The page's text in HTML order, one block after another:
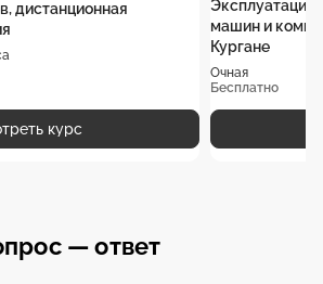
дистанционная
курс
Эксплуатация
машин и
Кургане
Очная
Бесплатно
— ответ